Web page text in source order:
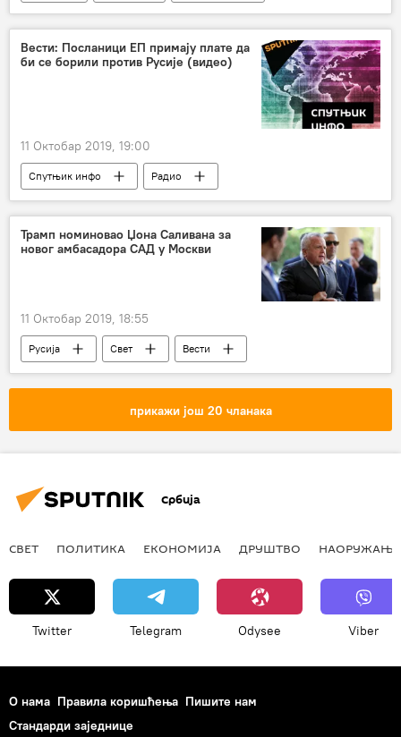
Чешка
Регион
Косово и Метохија (КиМ)
Вести: Посланици ЕП примају плате да
би се борили против Русије (видео)
11 Октобар 2019, 19:00
Спутњик инфо
Радио
вести Радија Спутњик
вести
Трамп номиновао Џона Саливана за
новог амбасадора САД у Москви
11 Октобар 2019, 18:55
Русија Свет
Вести
Коментари и Аналитика
споразум о стратешком офанзивном наоружању
Џон Саливан
Џон Хантсман
прикажи још 20 чланака
Србија
СВЕТ ПОЛИТИКА ЕКОНОМИЈА ДРУШТВО НАОРУЖАЊЕ
Twitter Telegram Odysee Viber
О нама Правила коришћења Пишите нам
Стандарди заједнице